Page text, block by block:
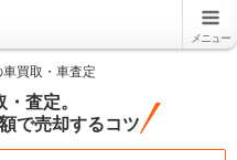
メニュー
買取・車査定
査定。
で売却するコツ